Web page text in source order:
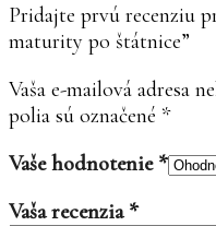
Pridajte prvú recenziu
maturity po štátnice”
Vaša e-mailová adresa
polia sú označené *
Vaše hodnotenie *
Vaša recenzia*